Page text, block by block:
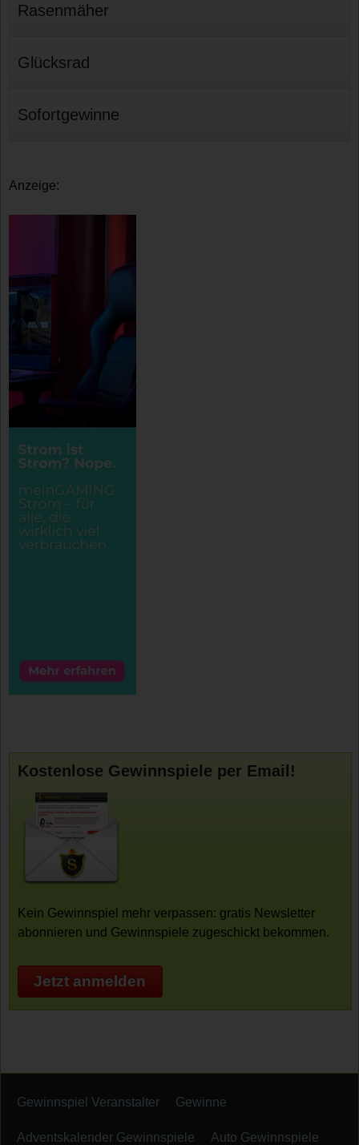
Rasenmäher
Glücksrad
Sofortgewinne
Anzeige:
Kostenlose Gewinnspiele per Email!
Kein Gewinnspiel mehr verpassen: gratis Newsletter
abonnieren und Gewinnspiele zugeschickt bekommen.
Jetzt anmelden
Gewinnspiel Veranstalter Gewinne
Adventskalender Gewinnspiele Auto Gewinnspiele